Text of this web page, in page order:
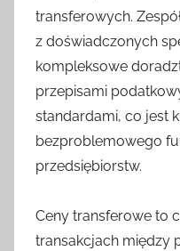
transferowych.
z doświadczonych
kompleksowe
przepisami
standardami, co jest
bezproblemowego
przedsiębiorstw.
Ceny transferowe to
transakcjach między